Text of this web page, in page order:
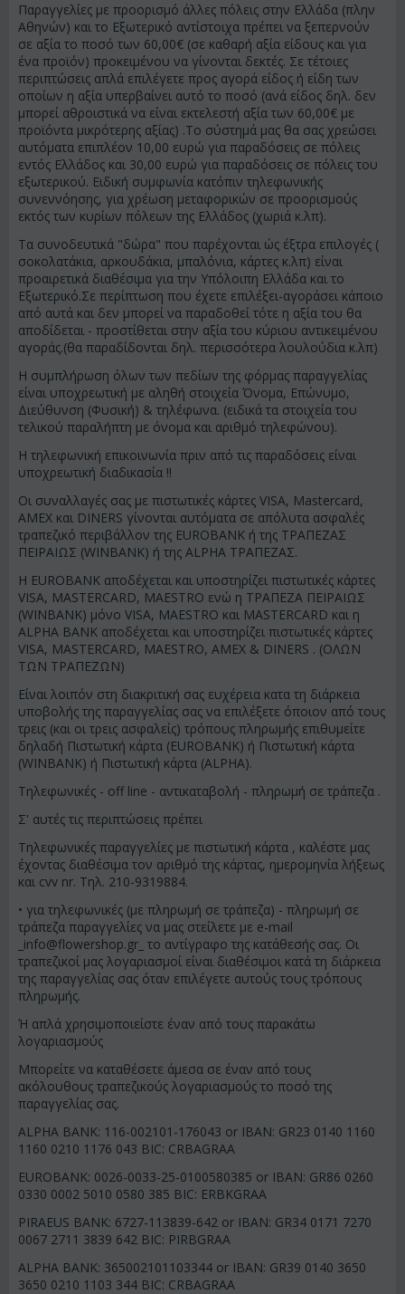
Παραγγελίες με προορισμό άλλες πόλεις στην Ελλάδα (πλην
Αθηνών) και το Εξωτερικό αντίστοιχα πρέπει να ξεπερνούν
σε αξία το ποσό των 60,00€ (σε καθαρή αξία είδους και για
ένα προϊόν) προκειμένου να γίνονται δεκτές. Σε τέτοιες
περιπτώσεις απλά επιλέγετε προς αγορά είδος ή είδη των
οποίων η αξία υπερβαίνει αυτό το ποσό (ανά είδος δηλ. δεν
μπορεί αθροιστικά να είναι εκτελεστή αξία των 60,00€ με
προϊόντα μικρότερης αξίας) .Το σύστημά μας θα σας χρεώσει
αυτόματα επιπλέον 10,00 ευρώ για παραδόσεις σε πόλεις
εντός Ελλάδος και 30,00 ευρώ για παραδόσεις σε πόλεις του
εξωτερικού. Ειδική συμφωνία κατόπιν τηλεφωνικής
συνεννόησης, για χρέωση μεταφορικών σε προορισμούς
εκτός των κυρίων πόλεων της Ελλάδος (χωριά κ.λπ).
Τα συνοδευτικά "δώρα" που παρέχονται ώς έξτρα επιλογές (
σοκολατάκια, αρκουδάκια, μπαλόνια, κάρτες κ.λπ) είναι
προαιρετικά διαθέσιμα για την Υπόλοιπη Ελλάδα και το
Εξωτερικό.Σε περίπτωση που έχετε επιλέξει-αγοράσει κάποιο
από αυτά και δεν μπορεί να παραδοθεί τότε η αξία του θα
αποδίδεται - προστίθεται στην αξία του κύριου αντικειμένου
αγοράς.(θα παραδίδονται δηλ. περισσότερα λουλούδια κ.λπ)
Η συμπλήρωση όλων των πεδίων της φόρμας παραγγελίας
είναι υποχρεωτική με αληθή στοιχεία Όνομα, Επώνυμο,
Διεύθυνση (Φυσική) & τηλέφωνα. (ειδικά τα στοιχεία του
τελικού παραλήπτη με όνομα και αριθμό τηλεφώνου).
Η τηλεφωνική επικοινωνία πριν από τις παραδόσεις είναι
υποχρεωτική διαδικασία !!
Οι συναλλαγές σας με πιστωτικές κάρτες VISA, Mastercard,
AMEX και DINERS γίνονται αυτόματα σε απόλυτα ασφαλές
τραπεζικό περιβάλλον της EUROBANK ή της ΤΡΑΠΕΖΑΣ
ΠΕΙΡΑΙΩΣ (WINBANK) ή της ALPHA ΤΡΑΠΕΖΑΣ.
Η EUROBANK αποδέχεται και υποστηρίζει πιστωτικές κάρτες
VISA, MASTERCARD, MAESTRO ενώ η ΤΡΑΠΕΖΑ ΠΕΙΡΑΙΩΣ
(WINBANK) μόνο VISA, MAESTRO και MASTERCARD και η
ALPHA BANK αποδέχεται και υποστηρίζει πιστωτικές κάρτες
VISA, MASTERCARD, MAESTRO, AMEX & DINERS . (ΟΛΩΝ
ΤΩΝ ΤΡΑΠΕΖΩΝ)
Είναι λοιπόν στη διακριτική σας ευχέρεια κατα τη διάρκεια
υποβολής της παραγγελίας σας να επιλέξετε όποιον από τους
τρεις (και οι τρεις ασφαλείς) τρόπους πληρωμής επιθυμείτε
δηλαδή Πιστωτική κάρτα (EUROBANK) ή Πιστωτική κάρτα
(WINBANK) ή Πιστωτική κάρτα (ALPHA).
Τηλεφωνικές - off line - αντικαταβολή - πληρωμή σε τράπεζα .
Σ' αυτές τις περιπτώσεις πρέπει
Τηλεφωνικές παραγγελίες με πιστωτική κάρτα , καλέστε μας
έχοντας διαθέσιμα τον αριθμό της κάρτας, ημερομηνία λήξεως
και cvv nr. Τηλ. 210-9319884.
• για τηλεφωνικές (με πληρωμή σε τράπεζα) - πληρωμή σε
τράπεζα παραγγελίες να μας στείλετε με e-mail
_info@flowershop.gr _ το αντίγραφο της κατάθεσής σας. Οι
τραπεζικοί μας λογαριασμοί είναι διαθέσιμοι κατά τη διάρκεια
της παραγγελίας σας όταν επιλέγετε αυτούς τους τρόπους
πληρωμής.
Ή απλά χρησιμοποιείστε έναν από τους παρακάτω
λογαριασμούς
Μπορείτε να καταθέσετε άμεσα σε έναν από τους
ακόλουθους τραπεζικούς λογαριασμούς το ποσό της
παραγγελίας σας.
ALPHA BANK: 116-002101-176043 or IBAN: GR23 0140 1160
1160 0210 1176 043 BIC: CRBAGRAA
EUROBANK: 0026-0033-25-0100580385 or IBAN: GR86 0260
0330 0002 5010 0580 385 BIC: ERBKGRAA
PIRAEUS BANK: 6727-113839-642 or IBAN: GR34 0171 7270
0067 2711 3839 642 BIC: PIRBGRAA
ALPHA BANK: 365002101103344 or IBAN: GR39 0140 3650
3650 0210 1103 344 BIC: CRBAGRAA